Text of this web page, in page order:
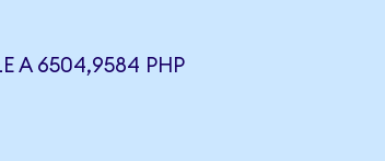
A 6504,9584 PHP